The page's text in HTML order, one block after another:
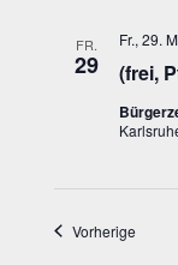
FR.
29 (frei,
Fr., 29.
Vorherige